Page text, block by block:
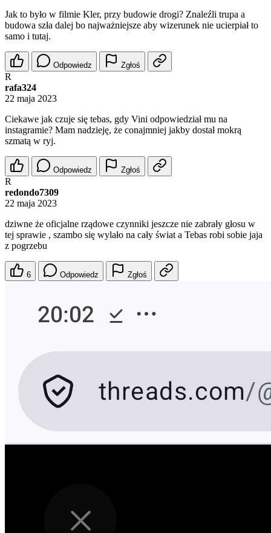
Jak to było w filmie Kler, przy budowie drogi? Znaleźli trupa a
budowa szła dalej bo najważniejsze aby wizerunek nie ucierpiał to
samo i tutaj.
Odpowiedz Zgłoś
R
rafa324
22 maja 2023
Ciekawe jak czuje się tebas, gdy Vini odpowiedział mu na
instagramie? Mam nadzieję, że conajmniej jakby dostał mokrą
szmatą w ryj.
Odpowiedz Zgłoś
R
redondo7309
22 maja 2023
dziwne że oficjalne rządowe czynniki jeszcze nie zabrały głosu w
tej sprawie , szambo się wylało na cały świat a Tebas robi sobie jaja
z pogrzebu
6 Odpowiedz Zgłoś